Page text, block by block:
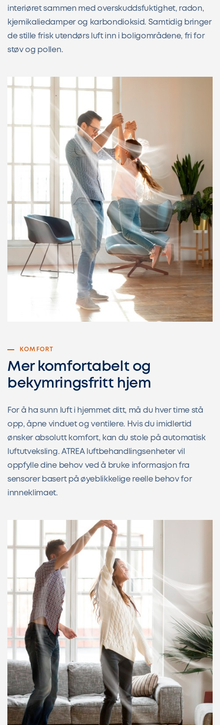
interiøret sammen med overskuddsfuktighet, radon,
kjemikaliedamper og karbondioksid. Samtidig bringer
de stille frisk utendørs luft inn i boligområdene, fri for
støv og pollen.
KOMFORT
Mer komfortabelt og
bekymringsfritt hjem
For å ha sunn luft i hjemmet ditt, må du hver time stå
opp, åpne vinduet og ventilere. Hvis du imidlertid
ønsker absolutt komfort, kan du stole på automatisk
luftutveksling. ATREA luftbehandlingsenheter vil
oppfylle dine behov ved å bruke informasjon fra
sensorer basert på øyeblikkelige reelle behov for
innneklimaet.